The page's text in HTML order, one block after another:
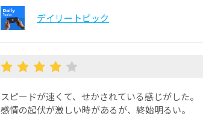
デイリートピック
スピードが速くて、せかされている感じがした。
感情の起伏が激しい時があるが、終始明るい。